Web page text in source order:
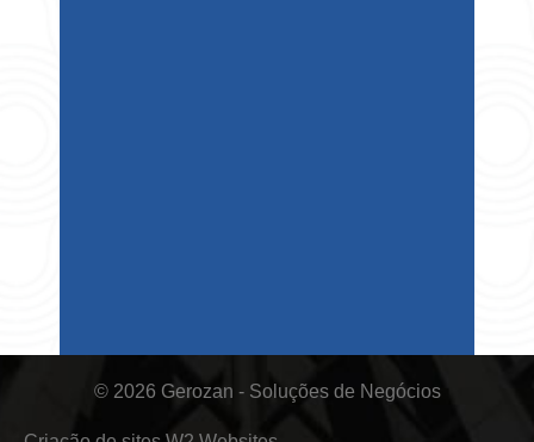
© 2026 Gerozan - Soluções de Negócios